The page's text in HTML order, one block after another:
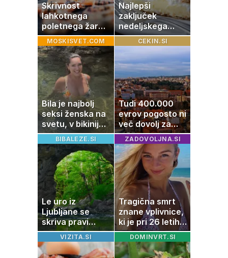
Skrivnost
lahkotnega
poletnega žara,
po katerem ne
boste
potrebovali
popoldanskega
spanca
Najlepši
zaključek
nedeljskega
kosila: 8 sladic
brez peke, ki se
jih vsi veselijo
MOSKISVET.COM
Bila je najbolj
seksi ženska na
svetu, v bikiniju
znova navdušila
CEKIN.SI
Tudi 400.000
evrov pogosto ni
več dovolj za
nakup
stanovanja
BIBALEZE.SI
Le uro iz
Ljubljane se
skriva pravi
naravni čudež:
izlet, ki bo
navdušil otroke
ZADOVOLJNA.SI
Tragična smrt
znane vplivnice,
ki je pri 26 letih
izgubila boj z
boleznijo
VIZITA.SI DOMINVRT.SI